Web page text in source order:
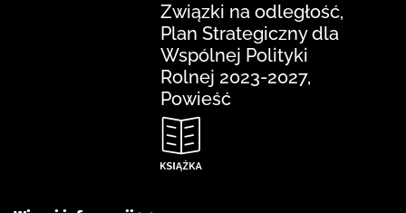
Związki na odległość,
Plan Strategiczny dla
Wspólnej Polityki
Rolnej 2023-2027,
Powieść